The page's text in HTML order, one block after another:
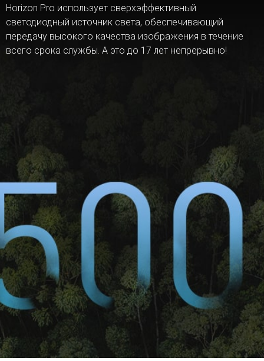
Horizon Pro использует сверхэффективный
светодиодный источник света, обеспечивающий
передачу высокого качества изображения в течение
всего срока службы. А это до 17 лет непрерывно!